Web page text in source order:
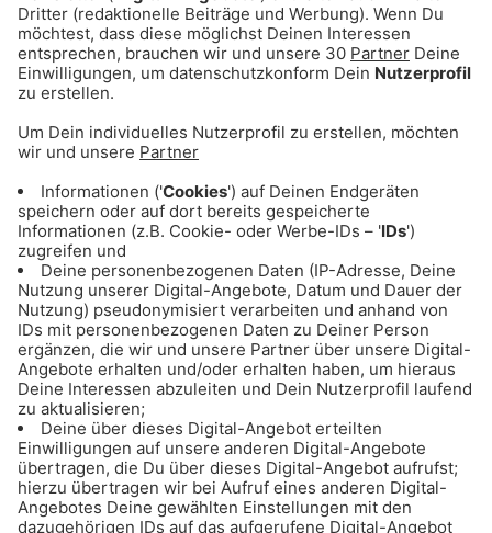
ANZEIGE - Eishockey: Alle Infos & Spiele
ANZEIGE - Basketball: Alle Infos & Spiele
des FC Bayern Basketball